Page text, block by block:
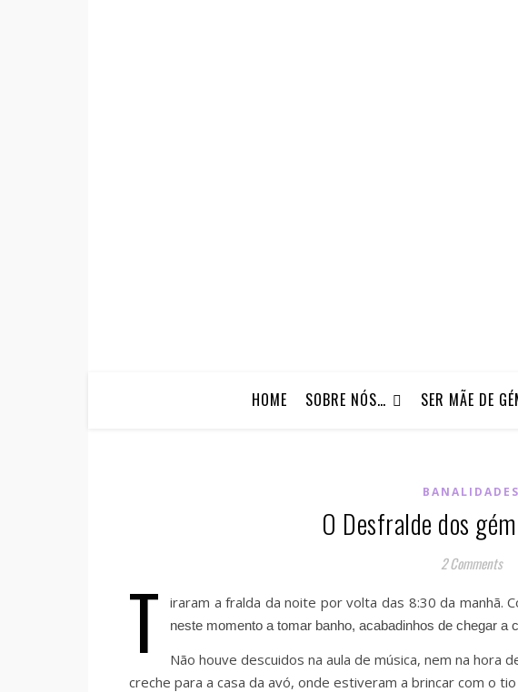
HOME SOBRE NÓS… SER MÃE DE
BANALIDADES
O Desfralde dos
2 Comments
T iraram a fralda da noite por volta das 8:30 da manhã.
neste momento a tomar banho, acabadinhos de chegar a
Não houve descuidos na aula de música, nem na hora
creche para a casa da avó, onde estiveram a brincar com o